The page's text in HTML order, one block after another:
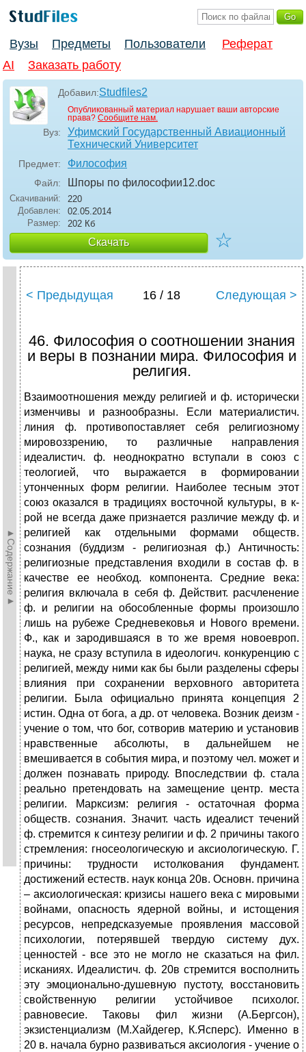
Вузы Предметы Пользователи
Реферат
AI
Заказать работу
Добавил:Studfiles2
Опубликованный материал нарушает ваши авторские
права? Сообщите нам.
Вуз:
Уфимский Государственный Авиационный
Технический Университет
Предмет: Философия
Файл: Шпоры по философии12.doc
Скачиваний:
220
Добавлен:
02.05.2014
Размер:
202 Кб
Скачать ☆
►Содержание►
< Предыдущая 16 / 18 Следующая >
46. Философия о соотношении знания
и веры в познании мира. Философия и
религия.
Взаимоотношения между религией и ф. исторически
изменчивы и разнообразны. Если материалистич.
линия ф. противопоставляет себя религиозному
мировоззрению, то различные направления
идеалистич. ф. неоднократно вступали в союз с
теологией, что выражается в формировании
утонченных форм религии. Наиболее тесным этот
союз оказался в традициях восточной культуры, в к-
рой не всегда даже признается различие между ф. и
религией как отдельными формами обществ.
сознания (буддизм - религиозная ф.) Античность:
религиозные представления входили в состав ф. в
качестве ее необход. компонента. Средние века:
религия включала в себя ф. Действит. расчленение
ф. и религии на обособленные формы произошло
лишь на рубеже Средневековья и Нового времени.
Ф., как и зародившаяся в то же время новоевроп.
наука, не сразу вступила в идеологич. конкуренцию с
религией, между ними как бы были разделены сферы
влияния при сохранении верховного авторитета
религии. Была официально принята концепция 2
истин. Одна от бога, а др. от человека. Возник деизм -
учение о том, что бог, сотворив материю и установив
нравственные абсолюты, в дальнейшем не
вмешивается в события мира, и поэтому чел. может и
должен познавать природу. Впоследствии ф. стала
реально претендовать на замещение центр. места
религии. Марксизм: религия - остаточная форма
обществ. сознания. Значит. часть идеалист течений
ф. стремится к синтезу религии и ф. 2 причины такого
стремления: гносеологическую и аксиологическую. Г.
причины: трудности истолкования фундамент.
достижений естеств. наук конца 20в. Основн. причина
– аксиологическая: кризисы нашего века с мировыми
войнами, опасность ядерной войны, и истощения
ресурсов, непредсказуемые проявления массовой
психологии, потерявшей твердую систему дух.
ценностей - все это не могло не сказаться на фил.
исканиях. Идеалистич. ф. 20в стремится восполнить
эту эмоционально-душевную пустоту, восстановить
свойственную религии устойчивое психолог.
равновесие. Таковы фил жизни (А.Бергсон),
экзистенциализм (М.Хайдегер, К.Ясперс). Именно в
20 в. начала бурно развиваться аксиология - учение о